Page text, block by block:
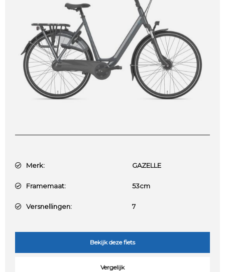
Merk: GAZELLE
Framemaat: 53cm
Versnellingen: 7
Bekijk deze fiets
Vergelijk